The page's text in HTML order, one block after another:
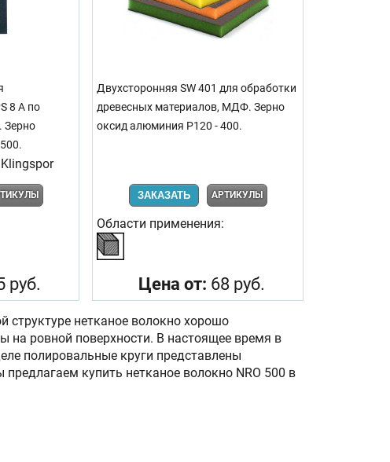
8 A по
Зерно
Klingspor
руб.
Двухсторонняя SW 401 для обработки
древесных материалов, МДФ. Зерно
оксид алюминия Р120 - 400.
ЗАКАЗАТЬ АРТИКУЛЫ
Области применения:
Цена от: 68 руб.
нетканое волокно хорошо
на ровной поверхности. В настоящее время в
полировальные круги представлены
купить нетканое волокно NRO 500 в